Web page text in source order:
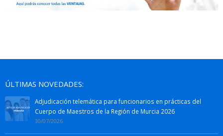
ÚLTIMAS NOVEDADES:
Adjudicación telemática para funcionarios en prácticas del
Cuerpo de Maestros de la Región de Murcia 2026
30/07/2026